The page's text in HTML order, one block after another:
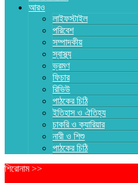
আরও
লাইফস্টাইল
পরিবেশ
সম্পাদকীয়
স্বাস্থ্য
ভ্রমণ
ফিচার
রিভিউ
পাঠকের চিঠি
ইতিহাস ও ঐতিহ্য
চাকরি ও ক্যারিয়ার
নারী ও শিশু
পাঠকের চিঠি
শিরোনাম >>